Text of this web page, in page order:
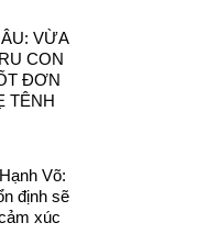
VỪA
CON
ĐƠN
TÊNH
Võ:
định sẽ
xúc